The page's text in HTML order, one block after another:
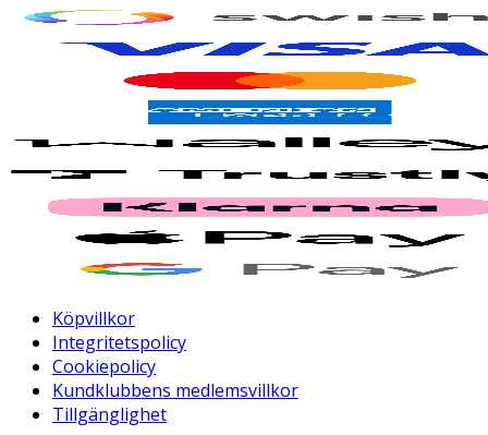
Köpvillkor
Integritetspolicy
Cookiepolicy
Kundklubbens medlemsvillkor
Tillgänglighet